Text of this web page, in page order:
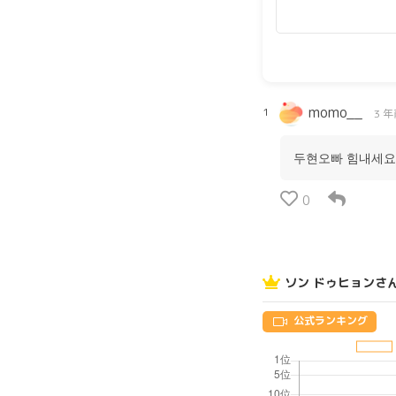
1 momo__ 3
두현오빠 힘내세
0
ソン ドゥヒョンさ
公式ランキング